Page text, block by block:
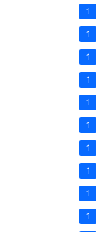
1
1
1
1
1
1
1
1
1
1